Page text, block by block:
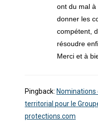
ont du mal à
donner les
compétent,
résoudre
Merci et à
Pingback:
territorial pour le
protections.com